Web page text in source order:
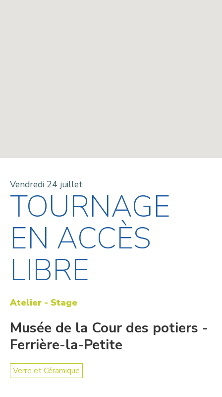
Vendredi 24 juillet
TOURNAGE
EN ACCÈS
LIBRE
Atelier - Stage
Musée de la Cour des potiers -
Ferrière-la-Petite
Verre et Céramique